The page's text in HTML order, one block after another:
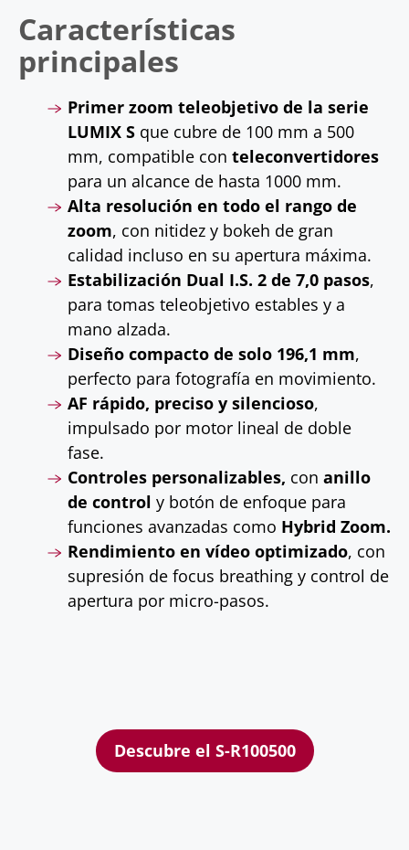
Características
principales
Primer zoom teleobjetivo de la serie
LUMIX S que cubre de 100 mm a 500
mm, compatible con teleconvertidores
para un alcance de hasta 1000 mm.
Alta resolución en todo el rango de
zoom, con nitidez y bokeh de gran
calidad incluso en su apertura máxima.
Estabilización Dual I.S. 2 de 7,0 pasos,
para tomas teleobjetivo estables y a
mano alzada.
Diseño compacto de solo 196,1 mm,
perfecto para fotografía en movimiento.
AF rápido, preciso y silencioso,
impulsado por motor lineal de doble
fase.
Controles personalizables, con anillo
de control y botón de enfoque para
funciones avanzadas como Hybrid Zoom.
Rendimiento en vídeo optimizado, con
supresión de focus breathing y control de
apertura por micro-pasos.
Descubre el S-R100500